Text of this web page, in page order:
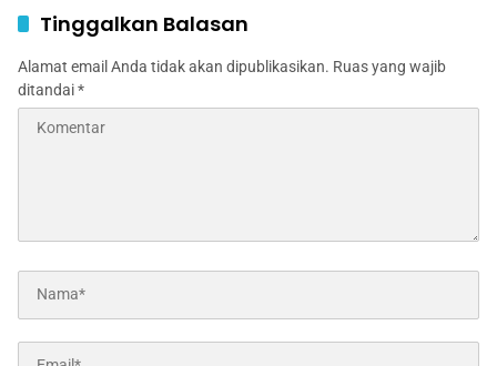
Sopir Luka Berat
Tinggalkan Balasan
Alamat email Anda tidak akan dipublikasikan. Ruas yang wajib
ditandai*